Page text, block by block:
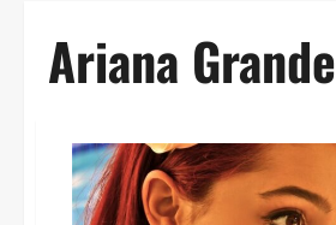
Ariana Grande